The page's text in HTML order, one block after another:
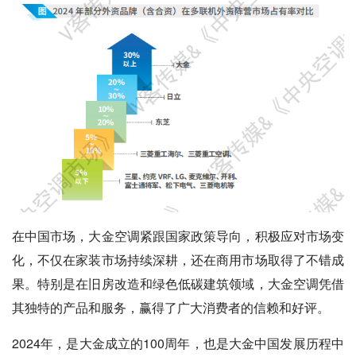
在中国市场，大金空调紧跟国家政策导向，积极应对市场变
化，不仅在家装市场持续深耕，还在商用市场取得了不错成
果。特别是在旧房改造和绿色低碳建筑领域，大金空调凭借
其独特的产品和服务，赢得了广大消费者的信赖和好评。
2024年，是大金成立的100周年，也是大金中国发展历程中